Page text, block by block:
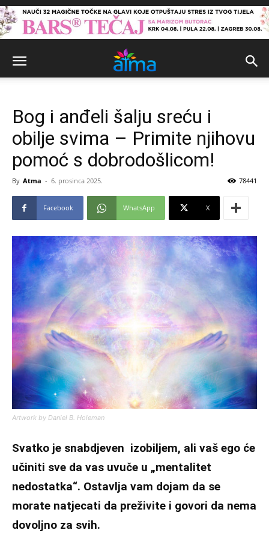
Bog i anđeli šalju sreću i
obilje svima – Primite njihovu
pomoć s dobrodošlicom!
By Atma - 6. prosinca 2025. 78441
Facebook WhatsApp X
Artwork by Daniel B. Holeman
Svatko je snabdjeven izobiljem, ali vaš ego će
učiniti sve da vas uvuče u „mentalitet
nedostatka“. Ostavlja vam dojam da se
morate natjecati da preživite i govori da nema
dovoljno za svih.